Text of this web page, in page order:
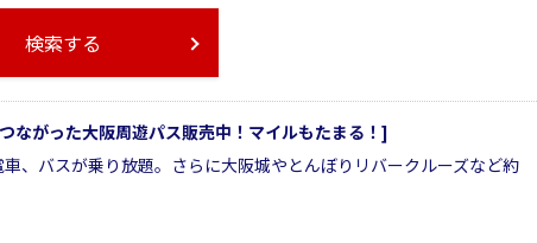
検索する
ながった大阪周遊パス販売中！マイルもたまる！]
、バスが乗り放題。さらに大阪城やとんぼりリバークルーズなど約